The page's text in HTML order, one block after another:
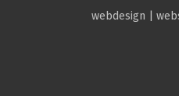
webdesign |